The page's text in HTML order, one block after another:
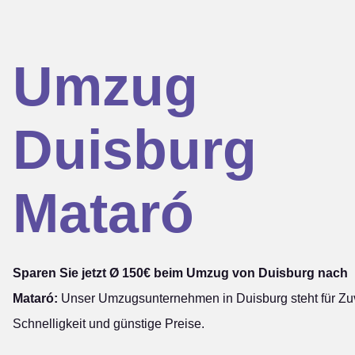
Umzug
Duisburg
Mataró
Sparen Sie jetzt Ø 150€ beim Umzug von Duisburg nach
Mataró: Unser Umzugsunternehmen in Duisburg steht für
Schnelligkeit und günstige Preise.